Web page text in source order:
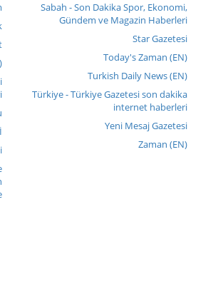
Sabah - Son Dakika Spor, Ekonomi,
Gündem ve Magazin Haberleri
Star Gazetesi
Today's Zaman (EN)
Turkish Daily News (EN)
Türkiye - Türkiye Gazetesi son dakika
internet haberleri
Yeni Mesaj Gazetesi
Zaman (EN)